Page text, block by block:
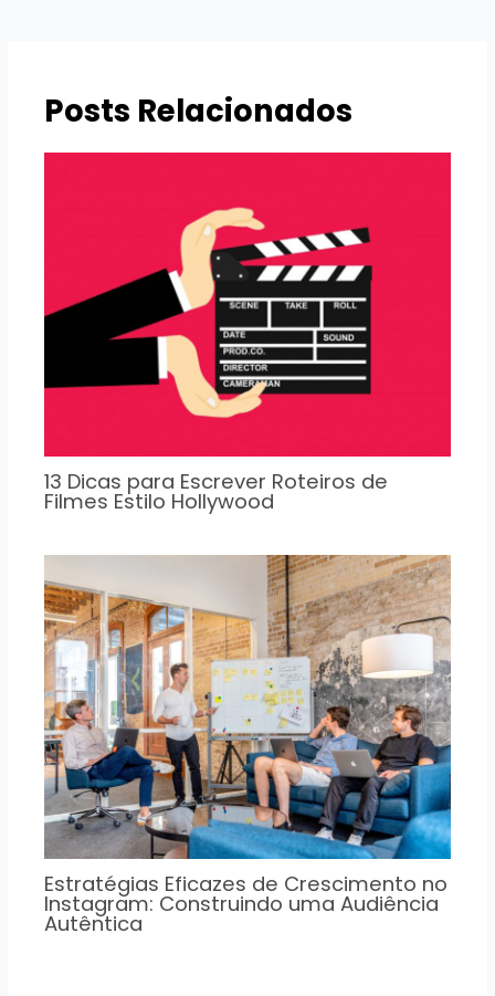
Posts Relacionados
13 Dicas para Escrever Roteiros de
Filmes Estilo Hollywood
Estratégias Eficazes de Crescimento no
Instagram: Construindo uma Audiência
Autêntica